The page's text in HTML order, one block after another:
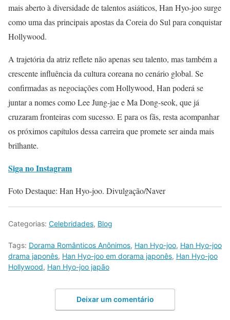
mais aberto à diversidade de talentos asiáticos, Han Hyo-joo surge
como uma das principais apostas da Coreia do Sul para conquistar
Hollywood.
A trajetória da atriz reflete não apenas seu talento, mas também a
crescente influência da cultura coreana no cenário global. Se
confirmadas as negociações com Hollywood, Han poderá se
juntar a nomes como Lee Jung-jae e Ma Dong-seok, que já
cruzaram fronteiras com sucesso. E para os fãs, resta acompanhar
os próximos capítulos dessa carreira que promete ser ainda mais
brilhante.
Siga no Instagram
Foto Destaque: Han Hyo-joo. Divulgação/Naver
Categorias: Celebridades, Blog
Tags: Dorama Românticos Anônimos, Han Hyo-joo, Han Hyo-joo
drama japonês, Han Hyo-joo em dorama japonês, Han Hyo-joo
Hollywood, Han Hyo-joo japão
Deixar um comentário